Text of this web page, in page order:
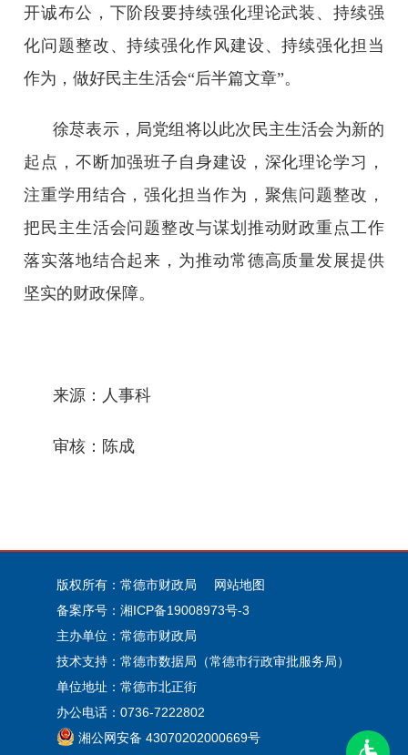
开诚布公，下阶段要持续强化理论武装、持续强
化问题整改、持续强化作风建设、持续强化担当
作为，做好民主生活会“后半篇文章”。
徐荩表示，局党组将以此次民主生活会为新的
起点，不断加强班子自身建设，深化理论学习，
注重学用结合，强化担当作为，聚焦问题整改，
把民主生活会问题整改与谋划推动财政重点工作
落实落地结合起来，为推动常德高质量发展提供
坚实的财政保障。
来源：人事科
审核：陈成
版权所有：常德市财政局
网站地图
备案序号： 湘ICP备19008973号-3
主办单位：常德市财政局
技术支持：常德市数据局（常德市行政审批服务局）
单位地址：常德市北正街
办公电话：0736-7222802
湘公网安备 43070202000669号